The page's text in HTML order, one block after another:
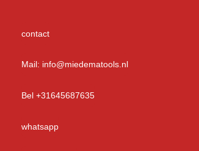
contact
Mail: info@miedematools.nl
Bel +31645687635
whatsapp